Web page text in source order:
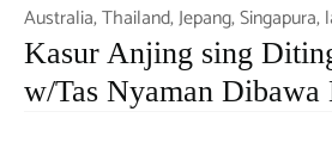
Australia, Thailand, Jepang, Singapura,
Kasur Anjing sing
w/Tas Nyaman Dibawa